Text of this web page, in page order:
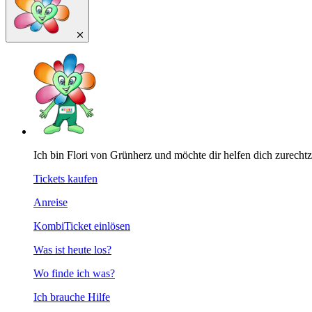
Ich bin Flori von Grünherz und möchte dir helfen dich
Tickets kaufen
Anreise
KombiTicket einlösen
Was ist heute los?
Wo finde ich was?
Ich brauche Hilfe